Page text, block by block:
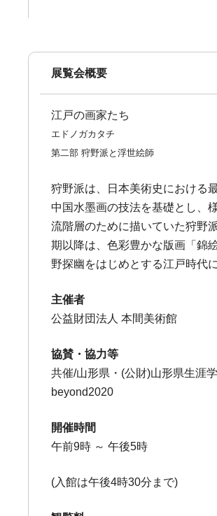
展覧会概要
江戸の画家たち
エドノガカタチ
第二部 狩野派と浮世絵師
狩野派は、日本美術史における
中国水墨画の技法を基礎とし、
流階層のために描いていた狩野
期以降は、色彩豊かな版画「錦
野探幽をはじめとする江戸時代
主催者
公益財団法人 本間美術館
協賛・協力等
共催/山形県・(公財)山形県生涯
beyond2020
開催時間
午前9時 ～ 午後5時
(入館は午後4時30分まで)